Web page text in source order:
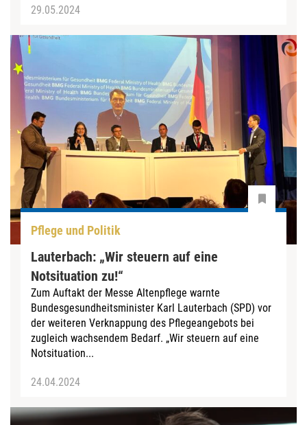
29.05.2024
Pflege und Politik
Lauterbach: „Wir steuern auf eine
Notsituation zu!“
Zum Auftakt der Messe Altenpflege warnte
Bundesgesundheitsminister Karl Lauterbach (SPD) vor
der weiteren Verknappung des Pflegeangebots bei
zugleich wachsendem Bedarf. „Wir steuern auf eine
Notsituation...
24.04.2024